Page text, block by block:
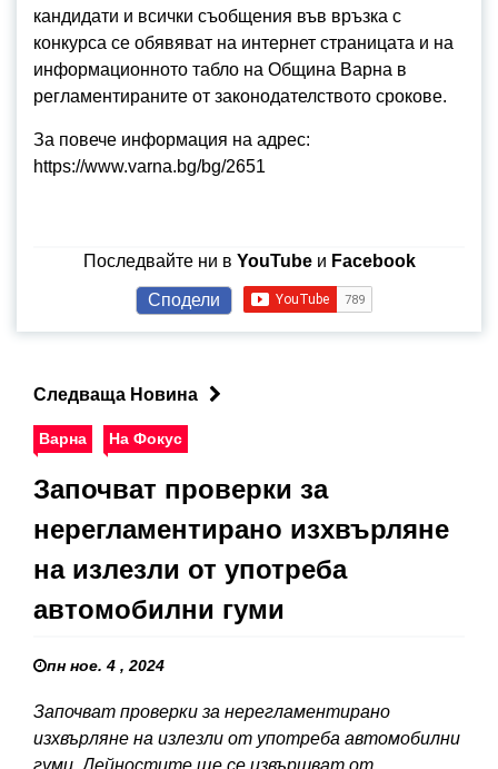
кандидати и всички съобщения във връзка с
конкурса се обявяват на интернет страницата и на
информационното табло на Община Варна в
регламентираните от законодателството срокове.
За повече информация на адрес:
https://www.varna.bg/bg/2651
Последвайте ни в YouTubeи Facebook
Сподели
Следваща Новина
Варна На Фокус
Започват проверки за
нерегламентирано изхвърляне
на излезли от употреба
автомобилни гуми
пн ное. 4 , 2024
Започват проверки за нерегламентирано
изхвърляне на излезли от употреба автомобилни
гуми. Дейностите ще се извършват от